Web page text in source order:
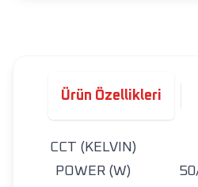
Ürün Özellikleri
CCT (KELVIN)
POWER (W)